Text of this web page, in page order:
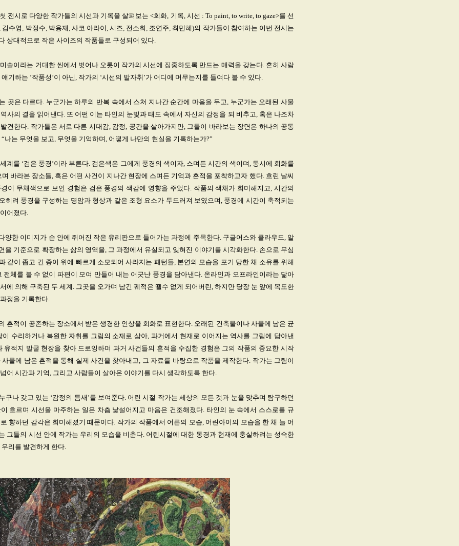
전시로 다양한 작가들의 시선과 기록을 살펴보는 <회화, 기록, 시선 : To paint, to write, to gaze>를 선
수영, 박정수, 박용재, 사코 아라이, 시즈, 전소희, 조연주, 최민혜)의 작가들이 참여하는 이번 전시는
상대적으로 작은 사이즈의 작품들로 구성되어 있다.
술이라는 거대한 씬에서 벗어나 오롯이 작가의 시선에 집중하도록 만드는 매력을 갖는다. 흔히 사람
기하는 ‘작품성’이 아닌, 작가의 ‘시선의 발자취’가 어디에 머무는지를 들여다 볼 수 있다.
곳은 다르다. 누군가는 하루의 반복 속에서 스쳐 지나간 순간에 마음을 두고, 누군가는 오래된 사물
사의 결을 읽어낸다. 또 어떤 이는 타인의 눈빛과 태도 속에서 자신의 감정을 되 비추고, 혹은 나조차
견한다. 작가들은 서로 다른 시대감, 감정, 공간을 살아가지만, 그들이 바라보는 장면은 하나의 공통
나는 무엇을 보고, 무엇을 기억하며, 어떻게 나만의 현실을 기록하는가?”
계를 ‘검은 풍경’이라 부른다. 검은색은 그에게 풍경의 색이자, 스며든 시간의 색이며, 동시에 회화를
바라본 장소들, 혹은 어떤 사건이 지나간 현장에 스며든 기억과 흔적을 포착하고자 했다. 흐린 날씨
이 무채색으로 보인 경험은 검은 풍경의 색감에 영향을 주었다. 작품의 색채가 희미해지고, 시간의
히려 풍경을 구성하는 명암과 형상과 같은 조형 요소가 두드러져 보였으며, 풍경에 시간이 축적되는
어졌다.
양한 이미지가 손 안에 쥐어진 작은 유리판으로 들어가는 과정에 주목한다. 구글어스와 클라우드, 알
을 기준으로 확장하는 삶의 영역을, 그 과정에서 유실되고 잊혀진 이야기를 시각화한다. 손으로 무심
같이 좁고 긴 종이 위에 빠르게 소모되어 사라지는 패턴들, 본연의 모습을 포기 당한 채 소유를 위해
전체를 볼 수 없이 파편이 모여 만들어 내는 어긋난 풍경을 담아낸다. 온라인과 오프라인이라는 닮아
에 의해 구축된 두 세계. 그곳을 오가며 남긴 궤적은 뗄수 없게 되어버린, 하지만 당장 눈 앞에 목도한
정을 기록한다.
흔적이 공존하는 장소에서 받은 생경한 인상을 회화로 표현한다. 오래된 건축물이나 사물에 남은 균
이 수리하거나 복원한 자취를 그림의 소재로 삼아, 과거에서 현재로 이어지는 역사를 그림에 담아낸
유적지 발굴 현장을 찾아 드로잉하며 과거 사건들의 흔적을 수집한 경험은 그의 작품의 중요한 시작
물에 남은 흔적을 통해 실제 사건을 찾아내고, 그 자료를 바탕으로 작품을 제작한다. 작가는 그림이
어 시간과 기억, 그리고 사람들이 살아온 이야기를 다시 생각하도록 한다.
구나 갖고 있는 ‘감정의 틈새’를 보여준다. 어린 시절 작가는 세상의 모든 것과 눈을 맞추며 탐구하던
흐르며 시선을 마주하는 일은 차츰 낯설어지고 마음은 건조해졌다. 타인의 눈 속에서 스스로를 규
향하던 감각은 희미해졌기 때문이다. 작가의 작품에서 어른의 모습, 어린아이의 모습을 한 채 늘 어
그들의 시선 안에 작가는 우리의 모습을 비춘다. 어린시절에 대한 동경과 현재에 충실하려는 성숙한
리를 발견하게 한다.